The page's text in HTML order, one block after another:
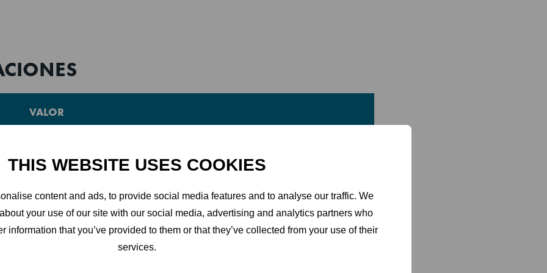
THIS WEBSITE USES COOKIES
content and ads, to provide social media features and to analyse our traffic. We
your use of our site with our social media, advertising and analytics partners who
information that you’ve provided to them or that they’ve collected from your use of their
services.
VALOR
5BMA8DCRH-F1A3MC
PREMIER BCF RI M 150 CO2 1N DL